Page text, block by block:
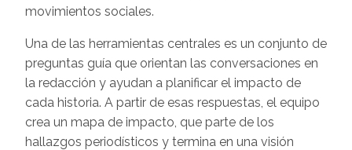
movimientos sociales.
Una de las herramientas centrales es un conjunto de
preguntas guía que orientan las conversaciones en
la redacción y ayudan a planificar el impacto de
cada historia. A partir de esas respuestas, el equipo
crea un mapa de impacto, que parte de los
hallazgos periodísticos y termina en una visión